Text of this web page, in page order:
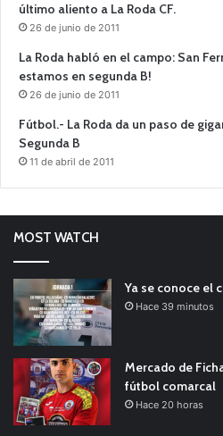
último aliento a La Roda CF.
26 de junio de 2011
La Roda habló en el campo: San
estamos en segunda B!
26 de junio de 2011
Fútbol.- La Roda da un paso de
Segunda B
11 de abril de 2011
MOST WATCH
Ya se conoce el
Hace 39 minutos
Mercado de
fútbol comarcal
Hace 20 horas